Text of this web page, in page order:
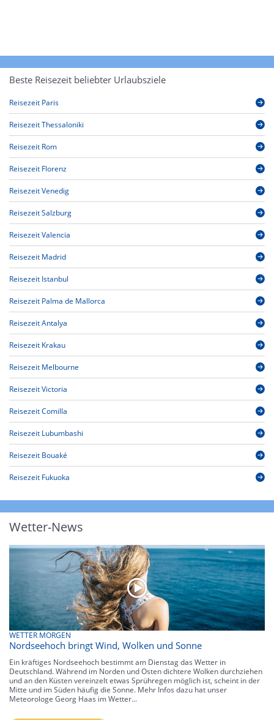
Beste Reisezeit beliebter Urlaubsziele
Reisezeit Paris
Reisezeit Thessaloniki
Reisezeit Rom
Reisezeit Florenz
Reisezeit Venedig
Reisezeit Salzburg
Reisezeit Valencia
Reisezeit Madrid
Reisezeit Istanbul
Reisezeit Palma de Mallorca
Reisezeit Antalya
Reisezeit Krakau
Reisezeit Melbourne
Reisezeit Victoria
Reisezeit Comilla
Reisezeit Lubumbashi
Reisezeit Bouaké
Reisezeit Fukuoka
Wetter-News
WETTER MORGEN
Nordseehoch bringt Wind, Wolken und Sonne
Ein kräftiges Nordseehoch bestimmt am Dienstag das Wetter in
Deutschland. Während im Norden und Osten dichtere Wolken durchziehen
und an den Küsten vereinzelt etwas Sprühregen möglich ist, scheint in der
Mitte und im Süden häufig die Sonne. Mehr Infos dazu hat unser
Meteorologe Georg Haas im Wetter...